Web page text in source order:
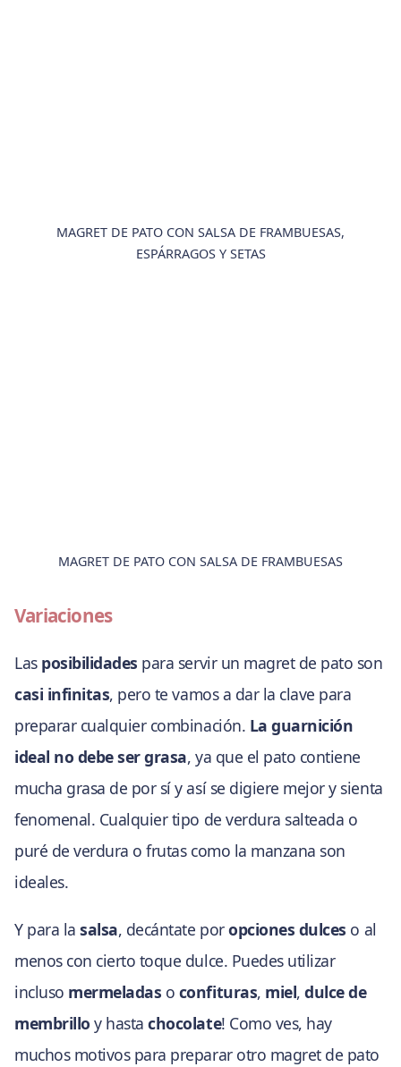
MAGRET DE PATO CON SALSA DE FRAMBUESAS,
ESPÁRRAGOS Y SETAS
MAGRET DE PATO CON SALSA DE FRAMBUESAS
Variaciones
Las posibilidades para servir un magret de pato son
casi infinitas, pero te vamos a dar la clave para
preparar cualquier combinación. La guarnición
ideal no debe ser grasa, ya que el pato contiene
mucha grasa de por sí y así se digiere mejor y sienta
fenomenal. Cualquier tipo de verdura salteada o
puré de verdura o frutas como la manzana son
ideales.
Y para lasalsa, decántate poropciones dulces o al
menos con cierto toque dulce. Puedes utilizar
incluso mermeladas o confituras, miel,dulce de
membrillo y hastachocolate! Como ves, hay
muchos motivos para preparar otro magret de pato